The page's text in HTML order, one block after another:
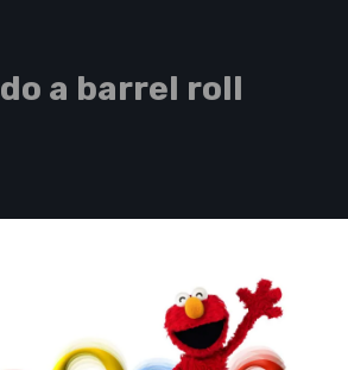
do a barrel roll